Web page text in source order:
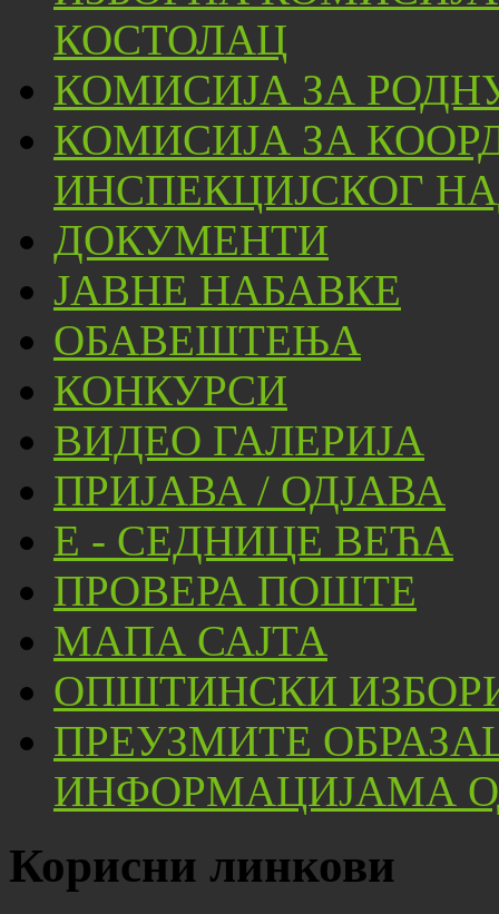
КОСТОЛАЦ
КОМИСИЈА ЗА
КОМИСИЈА ЗА
ИНСПЕКЦИЈСКОГ
ДОКУМЕНТИ
ЈАВНЕ НАБАВКЕ
ОБАВЕШТЕЊА
КОНКУРСИ
ВИДЕО ГАЛЕРИЈА
ПРИЈАВА / ОДЈАВА
Е - СЕДНИЦЕ ВЕЋА
ПРОВЕРА ПОШТЕ
МАПА САЈТА
ОПШТИНСКИ
ПРЕУЗМИТЕ
ИНФОРМАЦИЈАМА
Корисни линкови